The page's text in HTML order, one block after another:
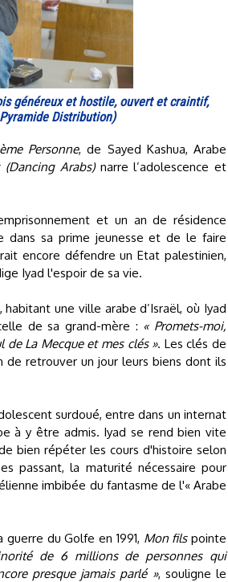
généreux et hostile, ouvert et craintif,
Distribution)
Personne, de Sayed Kashua, Arabe
Arabs)narre l’adolescence et
et un an de résidence
dans sa prime jeunesse et de le faire
encore défendre un Etat palestinien,
Iyad l'espoir de sa vie.
une ville arabe d’Israël, où Iyad
de sa grand-mère : « Promets-moi,
La Mecque et mes clés ». Les clés de
retrouver un jour leurs biens dont ils
surdoué, entre dans un internat
à y être admis. Iyad se rend bien vite
bien répéter les cours d'histoire selon
passant, la maturité nécessaire pour
imbibée du fantasme de l'« Arabe
du Golfe en 1991, Mon filspointe
de 6 millions de personnes qui
presque jamais parlé », souligne le